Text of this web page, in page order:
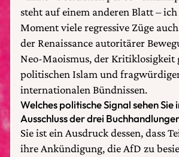
steht auf einem anderen Blatt – ich
Moment viele regressive Züge
der Renaissance autoritärer
Neo-Maoismus, der Kritiklosigkeit
politischen Islam und
internationalen Bündnissen.
Welches politische Signal sehen Sie
Ausschluss der drei
Sie ist ein Ausdruck dessen, dass
ihre Ankündigung, die AfD zu